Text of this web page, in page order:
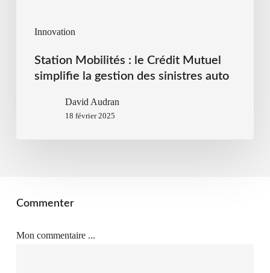
Innovation
Station Mobilités : le Crédit Mutuel
simplifie la gestion des sinistres auto
David Audran
18 février 2025
Commenter
Mon commentaire ...